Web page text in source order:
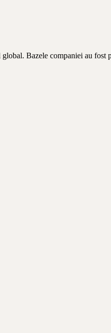
Bazele companiei au